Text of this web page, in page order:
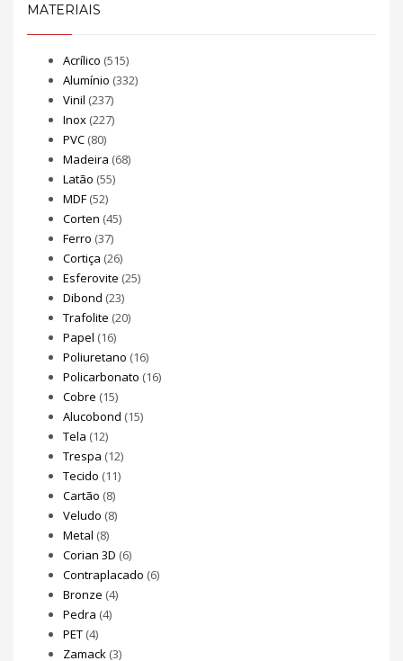
MATERIAIS
Acrílico (515)
Alumínio (332)
Vinil (237)
Inox (227)
PVC (80)
Madeira (68)
Latão (55)
MDF (52)
Corten (45)
Ferro (37)
Cortiça (26)
Esferovite (25)
Dibond (23)
Trafolite (20)
Papel (16)
Poliuretano (16)
Policarbonato (16)
Cobre (15)
Alucobond (15)
Tela (12)
Trespa (12)
Tecido (11)
Cartão (8)
Veludo (8)
Metal (8)
Corian 3D (6)
Contraplacado (6)
Bronze (4)
Pedra (4)
PET (4)
Zamack (3)